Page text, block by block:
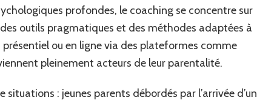
profondes, le coaching se concentre sur
outils pragmatiques et des méthodes adaptées à
ou en ligne via des plateformes comme
pleinement acteurs de leur parentalité.
: jeunes parents débordés par l’arrivée d’un